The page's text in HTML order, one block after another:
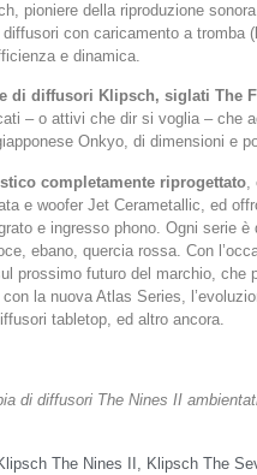
pioniere della riproduzione
con caricamento a tromba
e dinamica.
di diffusori Klipsch, siglati The
– o attivi che dir si voglia – che
Onkyo, di dimensioni e
completamente riprogettato
e woofer Jet Cerametallic, ed
e ingresso phono. Ogni serie è
ebano, quercia rossa. Con
prossimo futuro del marchio, che
la nuova Atlas Series,
tabletop, ed altro ancora.
di diffusori The Nines II
The Nines II , Klipsch The